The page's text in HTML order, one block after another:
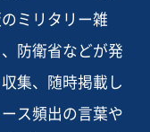
ミリタリー雑
防衛省などが発
集、随時掲載し
ス頻出の言葉や